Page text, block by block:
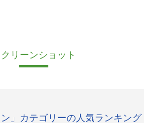
リーンショット
ン」カテゴリーの人気ランキング